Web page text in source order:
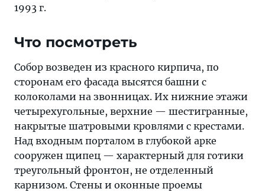
1993 г.
Что посмотреть
Собор возведен из красного кирпича, по
сторонам его фасада высятся башни с
колоколами на звонницах. Их нижние этажи
четырехугольные, верхние — шестигранные,
накрытые шатровыми кровлями с крестами.
Над входным порталом в глубокой арке
сооружен щипец — характерный для готики
треугольный фронтон, не отделенный
карнизом. Стены и оконные проемы